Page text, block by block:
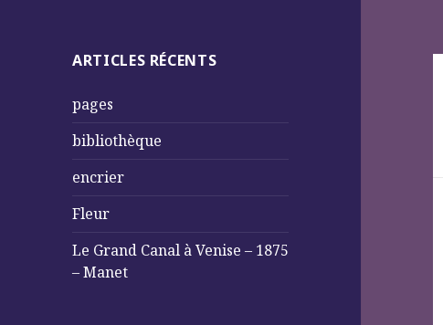
ARTICLES RÉCENTS
pages
bibliothèque
encrier
Fleur
Le Grand Canal à Venise – 1875
– Manet